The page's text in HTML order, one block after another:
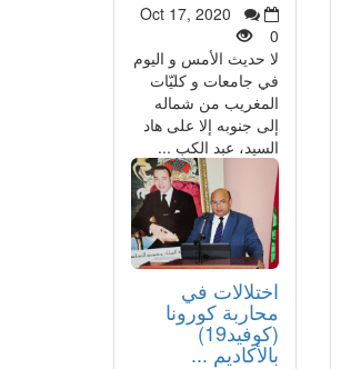
Oct 17, 2020
0
لا حديث الأمس و اليوم
في جامعات و كليّات
المغريب من شماله
إلى جنوبه إلا على هاد
السيد، عبد الكب ...
اختلالات في
محاربة كورونا
(كوفيد19)
بالأكاديم ...